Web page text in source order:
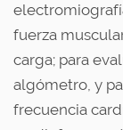
fuerza
carga; para
algómetro, y
frecuencia